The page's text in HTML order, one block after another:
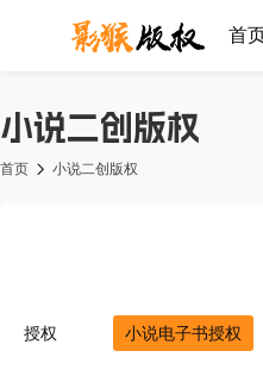
首
小说二创版权
首页 小说二创版权
授权 小说电子书授权